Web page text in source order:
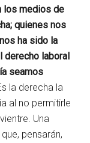
los medios de
quienes nos
ha sido la
derecho laboral
seamos
la derecha la
al no permitirle
Una
pensarán,